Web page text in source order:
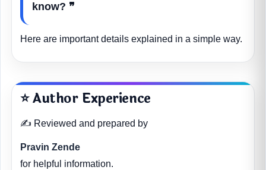
know? ❞
Here are important details explained in a simple way.
⭐ Author Experience
✍️ Reviewed and prepared by
Pravin Zende
for helpful information.